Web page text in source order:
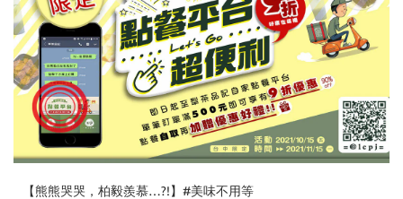
【熊熊哭哭，柏毅羨慕…?!】#美味不用等